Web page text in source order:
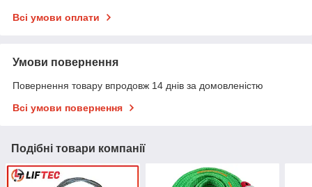
Всі умови оплати
Умови повернення
Повернення товару впродовж 14 днів за домовленістю
Всі умови повернення
Подібні товари компанії